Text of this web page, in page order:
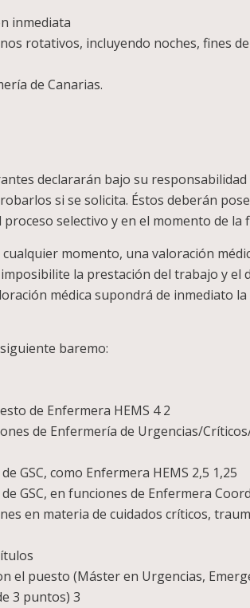
inmediata
rotativos, incluyendo noches, fines
de Canarias.
declararán bajo su
si se solicita. Éstos deberán
selectivo y en el momento de la
momento, una valoración
la prestación del trabajo y el
médica supondrá de inmediato
baremo:
de Enfermera HEMS 4 2
de Enfermería de Urgencias/
GSC, como Enfermera HEMS 2,5 1,25
GSC, en funciones de Enfermera
en materia de cuidados críticos,
el puesto (Máster en Urgencias,
3 puntos) 3